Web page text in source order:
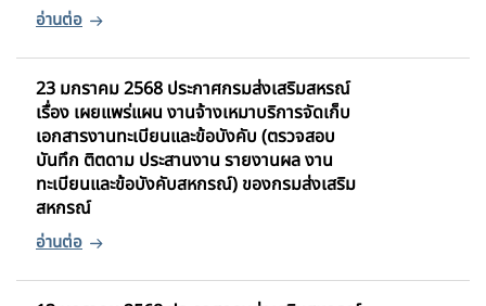
23 มกราคม 2568 ประกาศกรมส่งเสริมสหรณ์
เรื่อง เผยแพร่แผน งานจ้างเหมาบริการจัดเก็บ
เอกสารงานทะเบียนและข้อบังคับ (ตรวจสอบ
บันทึก ติตดาม ประสานงาน รายงานผล งาน
ทะเบียนและข้อบังคับสหกรณ์) ของกรมส่งเสริม
สหกรณ์